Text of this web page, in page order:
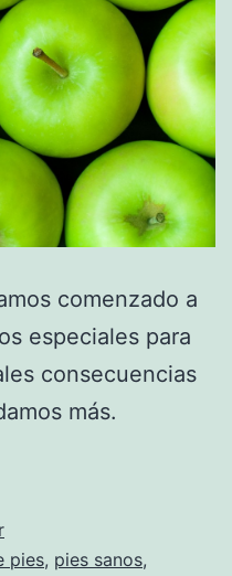
comenzado a
especiales para
consecuencias
más.
pies, pies sanos,